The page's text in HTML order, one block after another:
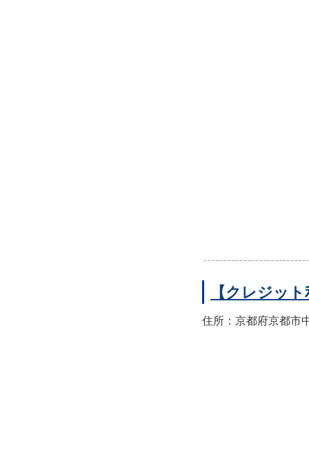
【クレジッ
住所：京都府京都市